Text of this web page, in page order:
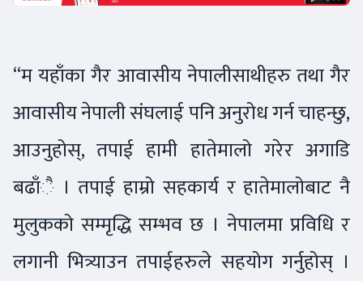
“म यहाँका गैर आवासीय नेपालीसाथीहरु तथा गैर
आवासीय नेपाली संघलाई पनि अनुरोध गर्न चाहन्छु,
आउनुहोस्, तपाई हामी हातेमालो गरेर अगाडि
बढाँै । तपाई हाम्रो सहकार्य र हातेमालोबाट नै
मुलुकको सम्मृद्धि सम्भव छ । नेपालमा प्रविधि र
लगानी भित्र्याउन तपाईहरुले सहयोग गर्नुहोस् ।